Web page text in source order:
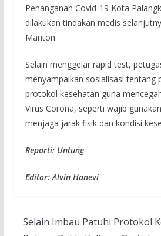
Penanganan Covid-19 Kota
dilakukan tindakan medis
Manton.
Selain menggelar rapid test,
menyampaikan sosialisasi tentang
protokol kesehatan guna
Virus Corona, seperti wajib
menjaga jarak fisik dan kondisi
Reporti: Untung
Editor: Alvin Hanevi
Selain Imbau Patuhi Protokol